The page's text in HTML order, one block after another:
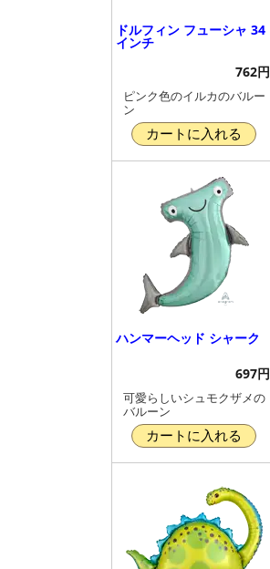
ドルフィン フューシャ 34
インチ
762円
ピンク色のイルカのバルー
ン
カートに入れる
ハンマーヘッド シャーク
697円
可愛らしいシュモクザメの
バルーン
カートに入れる